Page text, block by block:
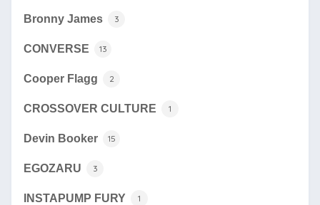
Bronny James 3
CONVERSE 13
Cooper Flagg 2
CROSSOVER CULTURE 1
Devin Booker 15
EGOZARU 3
INSTAPUMP FURY 1